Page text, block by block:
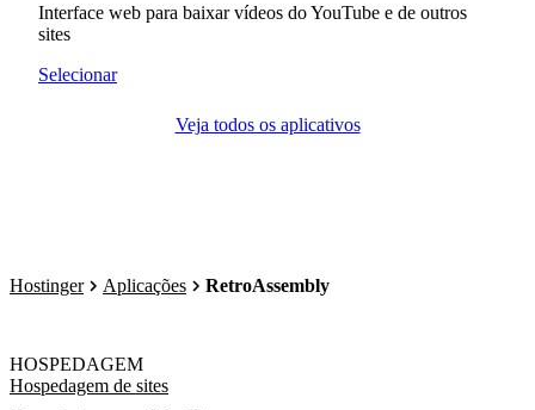
Interface web para baixar vídeos do YouTube e de outros
sites
Selecionar
Veja todos os aplicativos
Hostinger Aplicações RetroAssembly
HOSPEDAGEM
Hospedagem de sites